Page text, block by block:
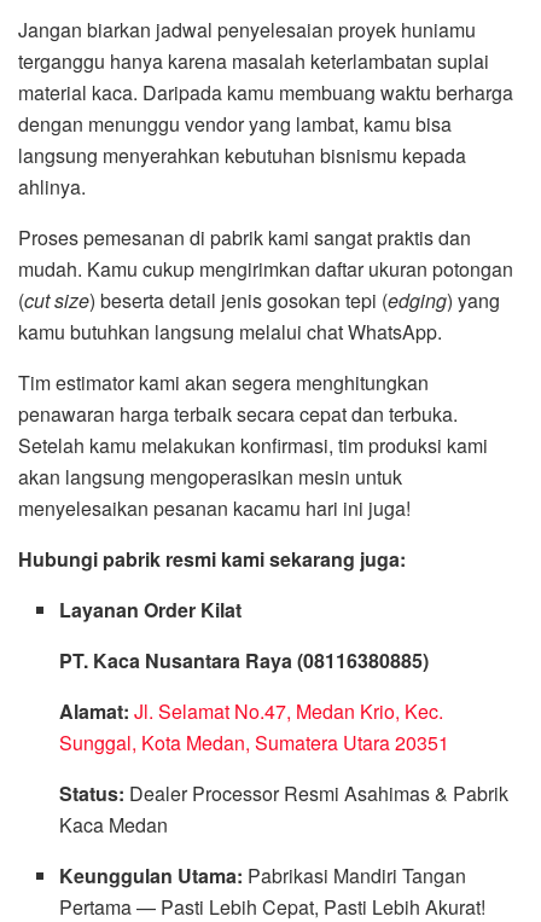
Jangan biarkan jadwal penyelesaian proyek huniamu
terganggu hanya karena masalah keterlambatan suplai
material kaca. Daripada kamu membuang waktu berharga
dengan menunggu vendor yang lambat, kamu bisa
langsung menyerahkan kebutuhan bisnismu kepada
ahlinya.
Proses pemesanan di pabrik kami sangat praktis dan
mudah. Kamu cukup mengirimkan daftar ukuran potongan
(cut size) beserta detail jenis gosokan tepi (edging) yang
kamu butuhkan langsung melalui chat WhatsApp.
Tim estimator kami akan segera menghitungkan
penawaran harga terbaik secara cepat dan terbuka.
Setelah kamu melakukan konfirmasi, tim produksi kami
akan langsung mengoperasikan mesin untuk
menyelesaikan pesanan kacamu hari ini juga!
Hubungi pabrik resmi kami sekarang juga:
Layanan Order Kilat
PT. Kaca Nusantara Raya (08116380885)
Alamat: Jl. Selamat No.47, Medan Krio, Kec.
Sunggal, Kota Medan, Sumatera Utara 20351
Status: Dealer Processor Resmi Asahimas & Pabrik
Kaca Medan
Keunggulan Utama: Pabrikasi Mandiri Tangan
Pertama — Pasti Lebih Cepat, Pasti Lebih Akurat!